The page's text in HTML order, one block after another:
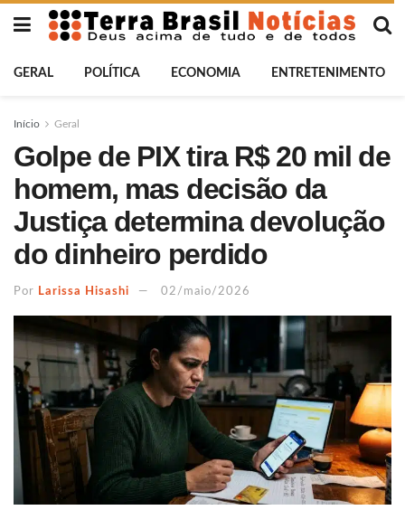
GERAL POLÍTICA ECONOMIA ENTRETENIMENTO
Início Geral
Golpe de PIX tira R$ 20 mil de
homem, mas decisão da
Justiça determina devolução
do dinheiro perdido
Por Larissa Hisashi 02/maio/2026